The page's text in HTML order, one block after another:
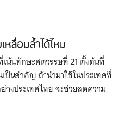
ลื่อมล้ำได้ไหม
น้นทักษะศตวรรษที่ 21 ตั้งต้นที่
ป็นสำคัญ ถ้านำมาใช้ในประเทศที่
งประเทศไทย จะช่วยลดความ